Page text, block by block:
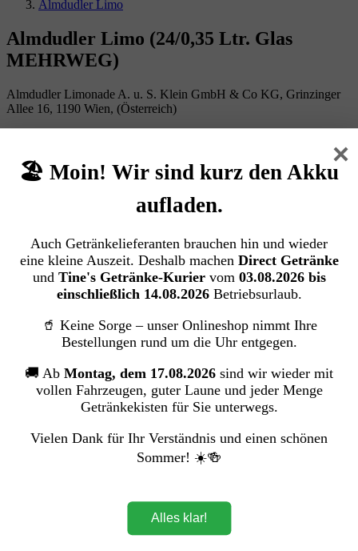
Almdudler Limo
Almdudler Limo (24/0,35 Ltr. Glas
MEHRWEG)
Almdudler Limonade A. u. S. Klein GmbH & Co KG, Grinzinger
Allee 16, 1190 Wien, (Österreich)
×
🏖️ Moin! Wir sind kurz den Akku
aufladen.
Auch Getränkelieferanten brauchen hin und wieder
eine kleine Auszeit. Deshalb machen Direct Getränke
und Tine's Getränke-Kuriervom 03.08.2026 bis
einschließlich 14.08.2026Betriebsurlaub.
🥤 Keine Sorge – unser Onlineshop nimmt Ihre
Bestellungen rund um die Uhr entgegen.
🚚 Ab Montag, dem 17.08.2026 sind wir wieder mit
vollen Fahrzeugen, guter Laune und jeder Menge
Getränkekisten für Sie unterwegs.
Vielen Dank für Ihr Verständnis und einen schönen
Sommer! ☀️🍻
Alles klar!